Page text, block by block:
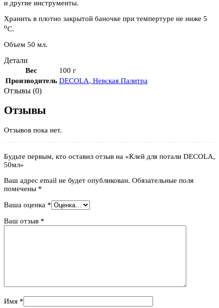
и другие инструменты.
Хранить в плотно закрытой баночке при темпертуре не ниже 5
оС.
Объем 50 мл.
Детали
Вес
100 г
Производитель DECOLA, Невская Палитра
Отзывы (0)
Отзывы
Отзывов пока нет.
Будьте первым, кто оставил отзыв на «Клей для потали DECOLA,
50мл»
Ваш адрес email не будет опубликован. Обязательные поля
помечены *
Ваша оценка *
Ваш отзыв *
Имя *